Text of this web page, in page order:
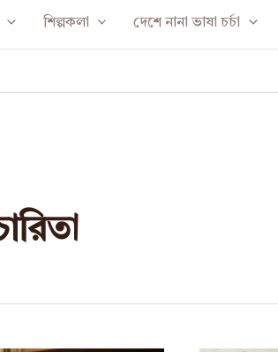
শিল্পকলা দেশে নানা ভাষা চর্চা